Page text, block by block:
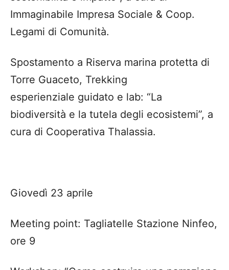
Immaginabile Impresa Sociale & Coop.
Legami di Comunità.
Spostamento a Riserva marina protetta di
Torre Guaceto, Trekking
esperienziale guidato e lab: “La
biodiversità e la tutela degli ecosistemi”, a
cura di Cooperativa Thalassia.
Giovedì 23 aprile
Meeting point: Tagliatelle Stazione Ninfeo,
ore 9